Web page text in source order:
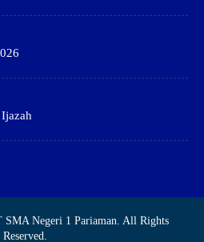
Negeri 1 Pariaman. All Rights
Reserved.